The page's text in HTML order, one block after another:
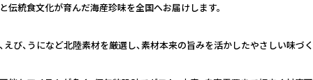
伝統食文化が育んだ海産珍味を全国へお届けします。
えび、うになど北陸素材を厳選し、素材本来の旨みを活かしたやさしい味づ